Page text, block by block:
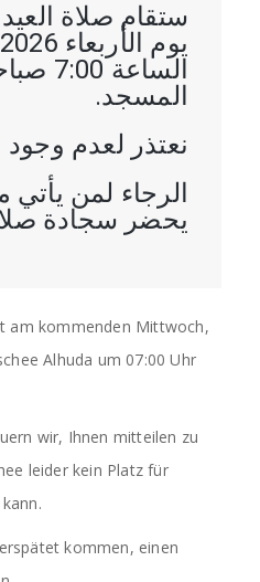
ستقام صلاة
الساعة
المسجد.
نعتذر لعدم وجود
الرجاء لمن يأتي
يحضر سجادة
am kommenden Mittwoch,
Alhuda um 07:00 Uhr
wir, Ihnen mitteilen zu
leider kein Platz für
kommen, einen